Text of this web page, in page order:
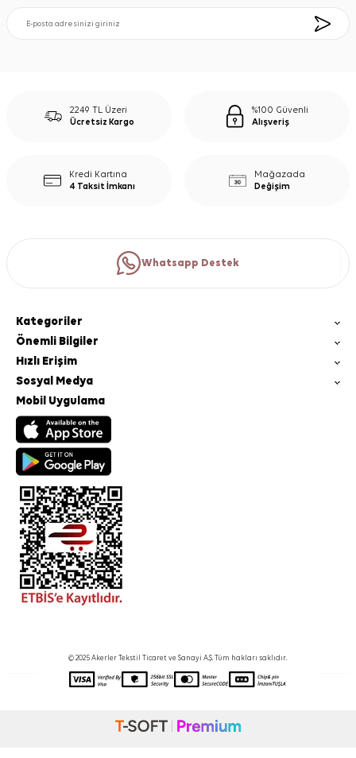
2249 TL Üzeri
Ücretsiz Kargo
%100 Güvenli
Alışveriş
Kredi Kartına
4 Taksit İmkanı
Mağazada
Değişim
Whatsapp Destek
Kategoriler
Önemli Bilgiler
Hızlı Erişim
Sosyal Medya
Mobil Uygulama
© 2025 Akerler Tekstil Ticaret ve Sanayi A.Ş. Tüm hakları saklıdır.